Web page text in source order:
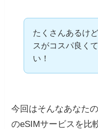
たくさんあるけ
スがコスパ良く
い！
今回はそんなあなた
のeSIMサービスを比